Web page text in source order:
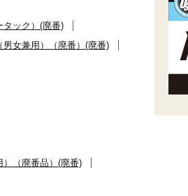
タック）(廃番)
女兼用）（廃番）(廃番)
（廃番品）(廃番)